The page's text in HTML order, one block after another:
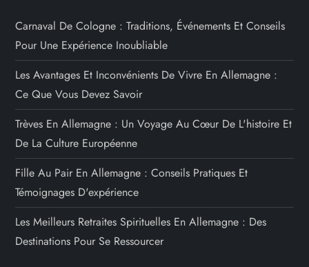
Carnaval De Cologne : Traditions, Événements Et Conseils
Pour Une Expérience Inoubliable
Les Avantages Et Inconvénients De Vivre En Allemagne :
Ce Que Vous Devez Savoir
Trèves En Allemagne : Un Voyage Au Cœur De L'histoire Et
De La Culture Européenne
Fille Au Pair En Allemagne : Conseils Pratiques Et
Témoignages D'expérience
Les Meilleurs Retraites Spirituelles En Allemagne : Des
Destinations Pour Se Ressourcer